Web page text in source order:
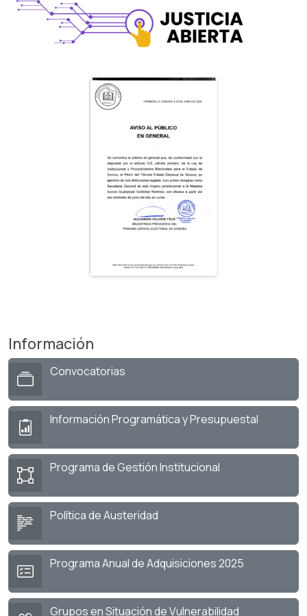
Información
Convocatorias
Información Programática y Presupuestal
Programa de Gestión Institucional
Política de Austeridad
Programa Anual de Adquisiciones 2025
Grupos en Situación de Vulnerabilidad